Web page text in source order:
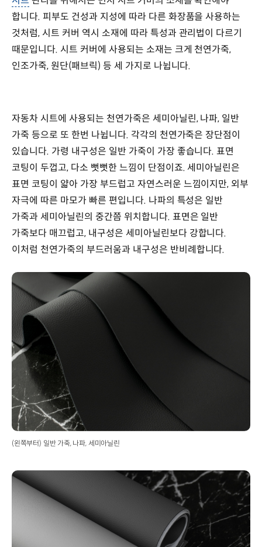
합니다. 피부도 건성과 지성에 따라 다른 화장품을 사용하는
것처럼, 시트 커버 역시 소재에 따라 특성과 관리법이 다르기
때문입니다. 시트 커버에 사용되는 소재는 크게 천연가죽,
인조가죽, 원단(패브릭) 등 세 가지로 나뉩니다.
자동차 시트에 사용되는 천연가죽은 세미아닐린, 나파, 일반
가죽 등으로 또 한번 나뉩니다. 각각의 천연가죽은 장단점이
있습니다. 가령 내구성은 일반 가죽이 가장 좋습니다. 표면
코팅이 두껍고, 다소 뻣뻣한 느낌이 단점이죠. 세미아닐린은
표면 코팅이 얇아 가장 부드럽고 자연스러운 느낌이지만, 외부
자극에 따른 마모가 빠른 편입니다. 나파의 특성은 일반
가죽과 세미아닐린의 중간쯤 위치합니다. 표면은 일반
가죽보다 매끄럽고, 내구성은 세미아닐린보다 강합니다.
이처럼 천연가죽의 부드러움과 내구성은 반비례합니다.
(왼쪽부터) 일반 가죽, 나파, 세미아닐린